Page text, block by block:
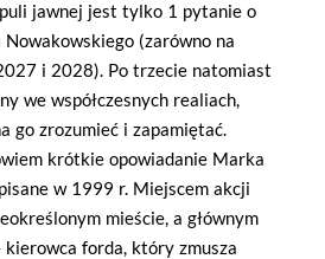
jawnej jest tylko 1 pytanie o
(zarówno na
i 2028). Po trzecie natomiast
we współczesnych realiach,
go zrozumieć i zapamiętać.
krótkie opowiadanie Marka
w 1999 r. Miejscem akcji
mieście, a głównym
forda, który zmusza